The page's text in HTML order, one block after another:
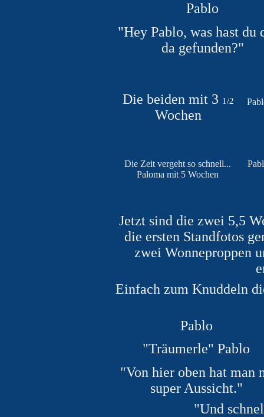
Pablo
"Hey Pablo, was hast du
da gefunden?"
Die beiden mit 3 1/2
Wochen
Die Zeit vergeht so schnell...
Paloma mit 5 Wochen
Jetzt sind die zwei 5,5
die ersten Standfotos
zwei Wonneproppen
Einfach zum Knuddeln
Pablo
"Träumerle" Pablo
"Von hier oben hat man
super Aussicht."
"Und